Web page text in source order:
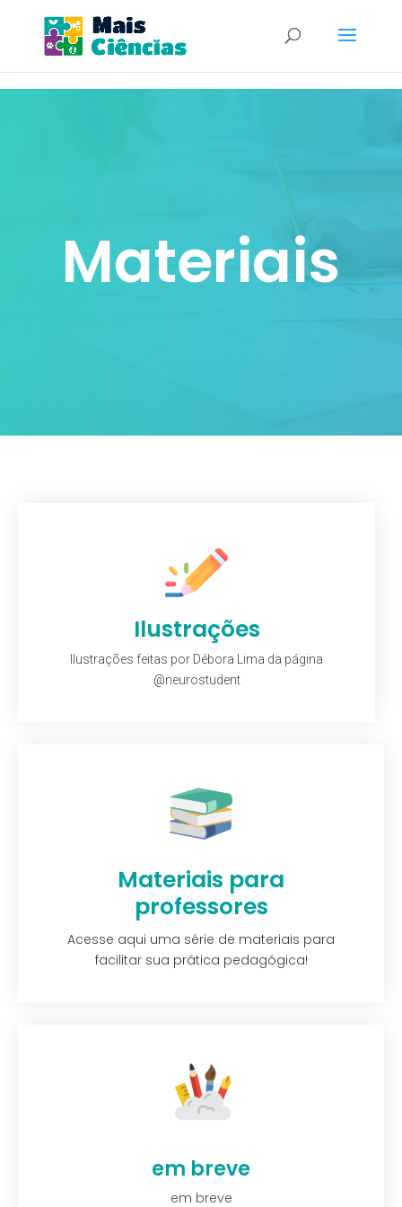
Materiais
Ilustrações
Ilustrações feitas por Débora Lima da página
@neurostudent
Materiais para
professores
Acesse aqui uma série de materiais para
facilitar sua prática pedagógica!
em breve
em breve